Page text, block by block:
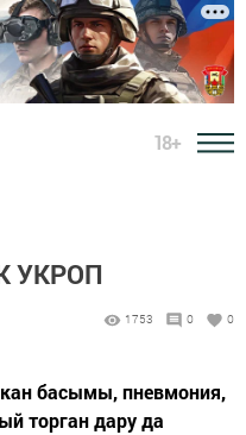
18+
УКРОП
1753 0 0
кан басымы, пневмония,
торган дару да